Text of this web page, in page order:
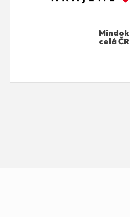
Mindok
celá ČR